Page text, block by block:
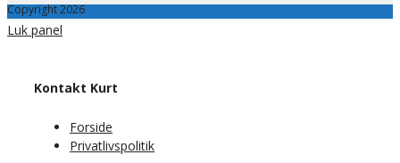
Copyright 2026
Luk panel
Kontakt Kurt
Forside
Privatlivspolitik